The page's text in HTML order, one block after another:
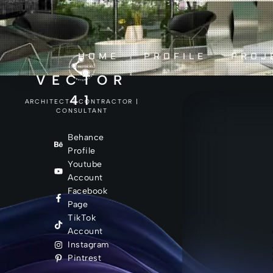
HOME PROFILE
VECTOR
41
ARCHITECT | CONTRACTOR |
CONSULTANT
Behance
Profile
Youtube
Account
Facebook
Page
TikTok
Account
Instagram
Pintrest